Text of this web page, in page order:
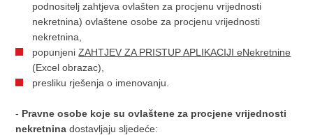
podnositelj zahtjeva ovlašten za procjenu vrijednosti
nekretnina) ovlaštene osobe za procjenu vrijednosti
nekretnina,
popunjeniZAHTJEV ZA PRISTUP APLIKACIJI eNekretnine
(Excel obrazac),
presliku rješenja o imenovanju.
- Pravne osobe koje su ovlaštene za procjene vrijednosti
nekretninadostavljaju sljedeće: